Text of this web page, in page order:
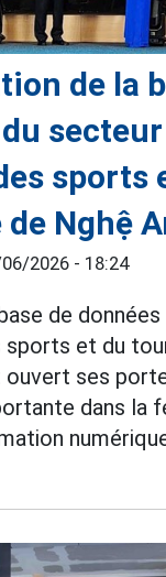
de la
sports
Nghệ
2026 - 18:24
de
sports et du
ses
dans la